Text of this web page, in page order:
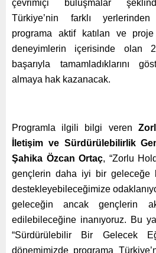
çevrimiçi buluşmalar
Türkiye’nin farklı
programa aktif katılan ve
deneyimlerin içerisinde olan
başarıyla tamamladıklarını
almaya hak kazanacak.
Programla ilgili bilgi veren
İletişim ve Sürdürülebilirlik
Şahika Özcan Ortaç, “Zorlu
gençlerin daha iyi bir geleceğe
destekleyebileceğimize
geleceğin ancak gençlerin
edilebileceğine inanıyoruz. Bu
“Sürdürülebilir Bir Gelecek
dönemimizde programa